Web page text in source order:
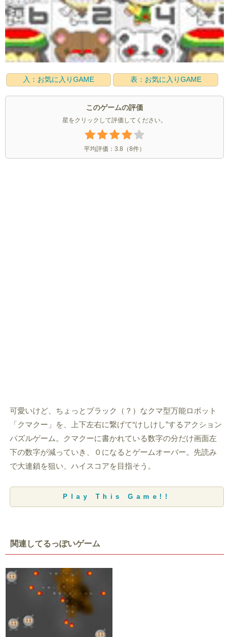
入：お気に入りGAME 表：お気に入りGAME
このゲームの評価
星をクリックして評価してください。
平均評価： 3.8 （8件）
可愛いけど、ちょっとブラック（？）なクマ型万能ロボット
「クマクー」を、上下左右に繋げて“けしけし”するアクション
パズルゲーム。クマクーに書かれている数字の分だけ画面左
下の数字が減っていき、０になるとゲームオーバー。先読み
で大連鎖を狙い、ハイスコアを目指そう。
Play This Game!!
関連してるっぽいゲーム